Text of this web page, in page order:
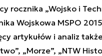
rocznika „Wojsko i
Wojskowa MSPO
artykułów i analiz
„Morze”, „NTW